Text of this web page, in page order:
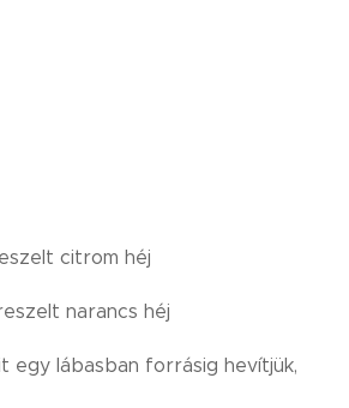
citrom héj
narancs héj
egy lábasban forrásig hevítjük,